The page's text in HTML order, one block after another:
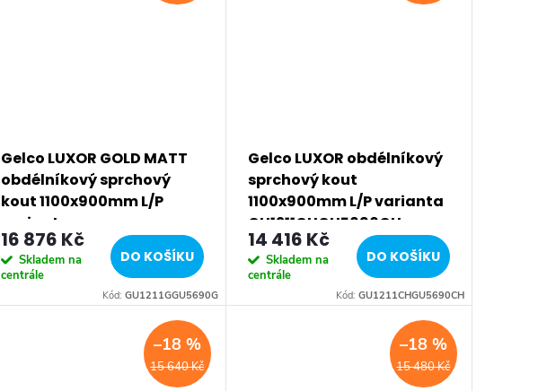
Gelco LUXOR GOLD MATT
obdélníkový sprchový
kout 1100x900mm L/P
varianta
GU1211GGU5690G
16 876 Kč
Skladem na
centrále
DO KOŠÍKU
Kód: GU1211GGU5690G
Gelco LUXOR obdélníkový
sprchový kout
1100x900mm L/P varianta
GU1211CHGU5690CH
14 416 Kč
Skladem na
centrále
DO KOŠÍKU
Kód: GU1211CHGU5690CH
15 640 Kč
–18 %
15 480 Kč
–18 %